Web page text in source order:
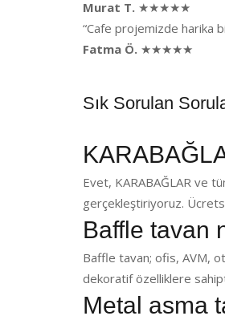
Murat T. ★★★★★
“Cafe projemizde harika
Fatma Ö. ★★★★★
Sık Sorulan
Evet, KARABAĞLAR ve
gerçekleştiriyoruz.
Baffle tavan
Baffle tavan; ofis, AVM,
dekoratif özelliklere
Metal asma